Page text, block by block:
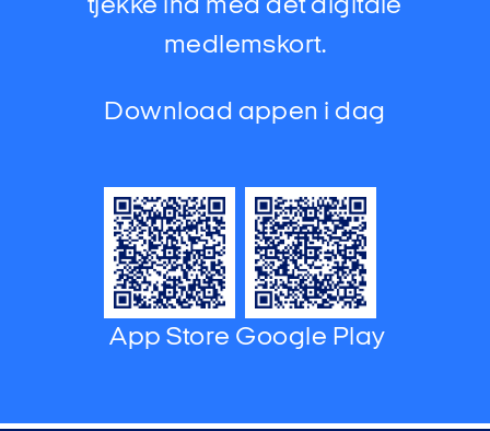
tjekke ind med det digitale
medlemskort.
Download appen i dag
App Store Google Play